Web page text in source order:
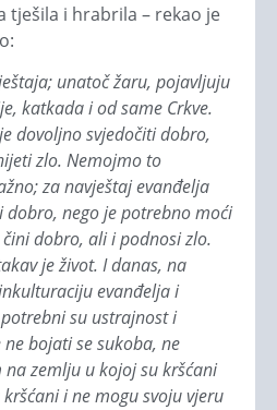
tješila i hrabrila – rekao je
unatoč žaru, pojavljuju
katkada i od same Crkve.
dovoljno svjedočiti dobro,
zlo. Nemojmo to
za navještaj evanđelja
dobro, nego je potrebno moći
dobro, ali i podnosi zlo.
je život. I danas, na
evanđelja i
su ustrajnost i
bojati se sukoba, ne
zemlju u kojoj su kršćani
i ne mogu svoju vjeru